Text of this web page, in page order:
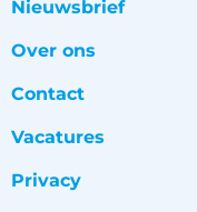
Nieuwsbrief
Over ons
Contact
Vacatures
Privacy